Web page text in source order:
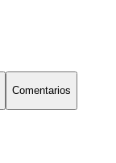
Comentarios